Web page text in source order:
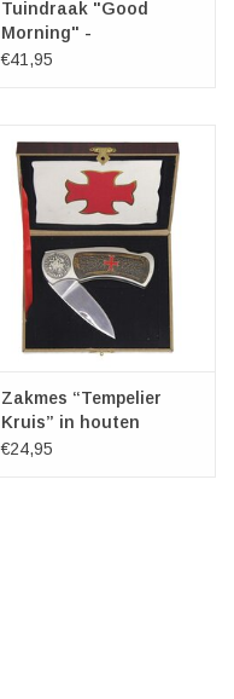
Tuindraak "Good
Morning" -
Drakenbeeldje 28cm
€41,95
Zakmes “Tempelier
Kruis” in houten
geschenkdoos
€24,95